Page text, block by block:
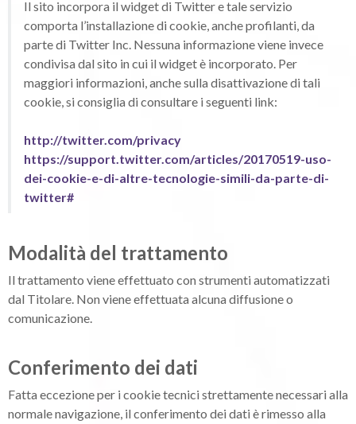
Il sito incorpora il widget di Twitter e tale servizio
comporta l’installazione di cookie, anche profilanti, da
parte di Twitter Inc. Nessuna informazione viene invece
condivisa dal sito in cui il widget è incorporato. Per
maggiori informazioni, anche sulla disattivazione di tali
cookie, si consiglia di consultare i seguenti link:
http://twitter.com/privacy
https://support.twitter.com/articles/20170519-uso-
dei-cookie-e-di-altre-tecnologie-simili-da-parte-di-
twitter#
Modalità del trattamento
Il trattamento viene effettuato con strumenti automatizzati
dal Titolare. Non viene effettuata alcuna diffusione o
comunicazione.
Conferimento dei dati
Fatta eccezione per i cookie tecnici strettamente necessari alla
normale navigazione, il conferimento dei dati è rimesso alla